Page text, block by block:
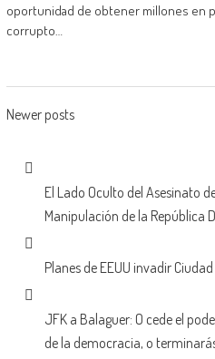
oportunidad de obtener millones en
corrupto…
Posts
Newer posts
El Lado Oculto del Asesinato
Manipulación de la República
Planes de EEUU invadir Ciudad
JFK a Balaguer: O cede el
de la democracia, o